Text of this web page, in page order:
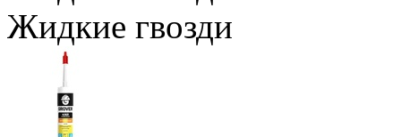
Жидкие гвозди